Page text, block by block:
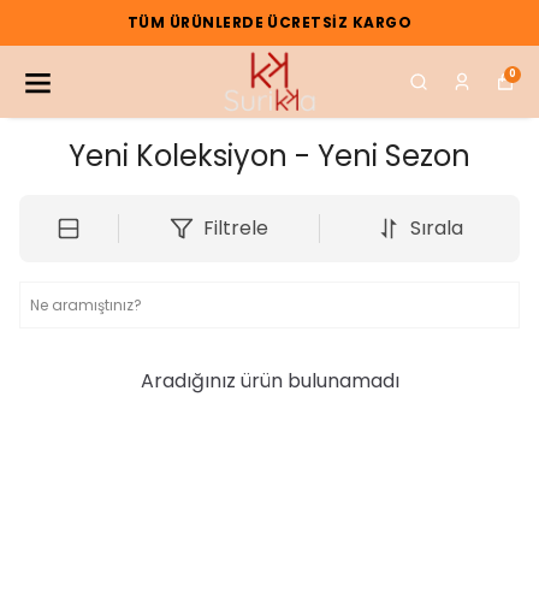
TÜM ÜRÜNLERDE ÜCRETSIZ KARGO
0
Yeni Koleksiyon - Yeni Sezon
Filtrele Sırala
Aradığınız ürün bulunamadı